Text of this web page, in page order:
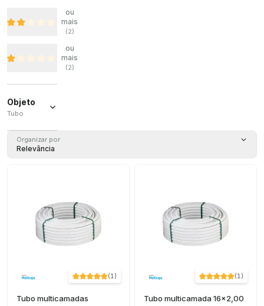
ou
mais
(2)
ou
mais
(2)
Objeto
Tubo
Organizar por
Relevância
(1)
Tubo multicamadas
(1)
Tubo multicamada 16x2,00